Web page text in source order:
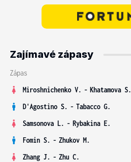
Zajímavé zápasy
Zápas
Miroshnichenko V. - Khatamova S.
D'Agostino S. - Tabacco G.
Samsonova L. - Rybakina E.
Fomin S. - Zhukov M.
Zhang J. - Zhu C.